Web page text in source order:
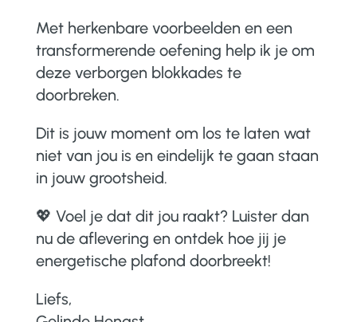
Met herkenbare voorbeelden en een
transformerende oefening help ik je om
deze verborgen blokkades te
doorbreken.
Dit is jouw moment om los te laten wat
niet van jou is en eindelijk te gaan staan
in jouw grootsheid.
💖 Voel je dat dit jou raakt? Luister dan
nu de aflevering en ontdek hoe jij je
energetische plafond doorbreekt!
Liefs,